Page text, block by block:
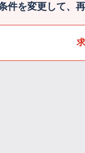
件を変更して、